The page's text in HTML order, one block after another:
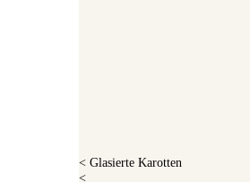
< Glasierte Karotten
<